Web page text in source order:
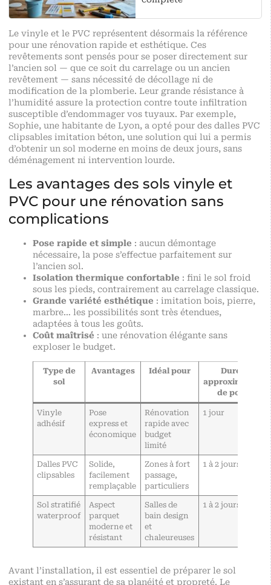
Le vinyle et le PVC représentent désormais la référence
pour une rénovation rapide et esthétique. Ces
revêtements sont pensés pour se poser directement sur
l’ancien sol — que ce soit du carrelage ou un ancien
revêtement — sans nécessité de décollage ni de
modification de la plomberie. Leur grande résistance à
l’humidité assure la protection contre toute infiltration
susceptible d’endommager vos tuyaux. Par exemple,
Sophie, une habitante de Lyon, a opté pour des dalles PVC
clipsables imitation béton, une solution qui lui a permis
d’obtenir un sol moderne en moins de deux jours, sans
déménagement ni intervention lourde.
Les avantages des sols vinyle et
PVC pour une rénovation sans
complications
Pose rapide et simple : aucun démontage
nécessaire, la pose s’effectue parfaitement sur
l’ancien sol.
Isolation thermique confortable : fini le sol froid
sous les pieds, contrairement au carrelage classique.
Grande variété esthétique : imitation bois, pierre,
marbre… les possibilités sont très étendues,
adaptées à tous les goûts.
Coût maîtrisé : une rénovation élégante sans
exploser le budget.
Type de
sol
Avantages Idéal pour
Durée
approximative
de pose
Vinyle
adhésif
Pose
express et
économique
Rénovation
rapide avec
budget
limité
1 jour
Dalles PVC
clipsables
Solide,
facilement
remplaçable
Zones à fort
passage,
particuliers
1 à 2 jours
Sol stratifié
waterproof
Aspect
parquet
moderne et
résistant
Salles de
bain design
et
chaleureuses
1 à 2 jours
Avant l’installation, il est essentiel de préparer le sol
existant en s’assurant de sa planéité et propreté. Le